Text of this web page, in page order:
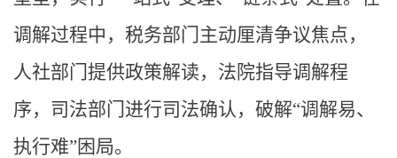
调解过程中，税务部门主动厘清争议焦点，
人社部门提供政策解读，法院指导调解程
序，司法部门进行司法确认，破解“调解易、
执行难”困局。